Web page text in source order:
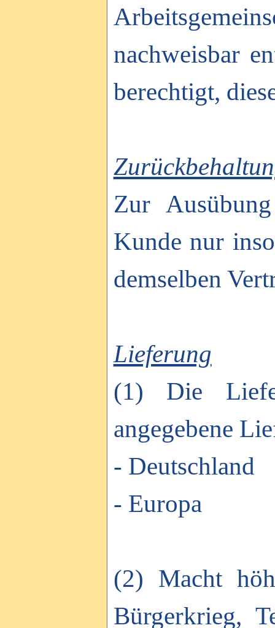
nachweisbar
berechtigt,
Zur
Kunde nur
demselben
Lieferung
(1) Die
angegebene
- Deutschland
- Europa
(2) Macht
Bürgerkrieg,